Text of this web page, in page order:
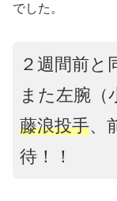
でした。
２週間前と
また左腕（
藤浪投手、
待！！